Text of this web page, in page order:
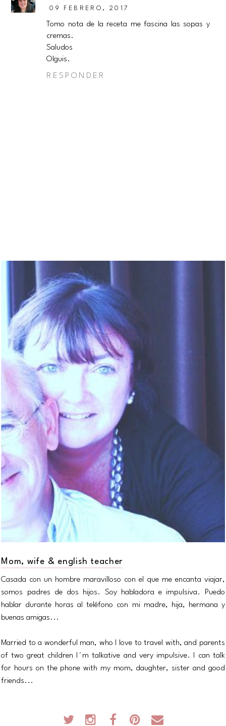
09 FEBRERO, 2017
Tomo nota de la receta me fascina las sopas y
cremas.
Saludos
Olguis.
RESPONDER
Mom, wife & english teacher
Casada con un hombre maravilloso con el que me encanta viajar,
somos padres de dos hijos. Soy habladora e impulsiva. Puedo
hablar durante horas al teléfono con mi madre, hija, hermana y
buenas amigas...
Married to a wonderful man, who I love to travel with, and parents
of two great children I´m talkative and very impulsive. I can talk
for hours on the phone with my mom, daughter, sister and good
friends...